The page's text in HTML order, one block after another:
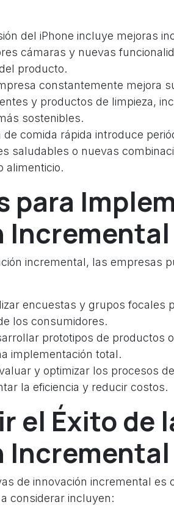
del iPhone incluye mejoras
cámaras y nuevas
producto.
constantemente mejora
y productos de limpieza,
sostenibles.
de comida rápida introduce
saludables o nuevas
alimenticio.
para
Incremental
incremental, las empresas
encuestas y grupos focales
los consumidores.
prototipos de productos
implementación total.
y optimizar los procesos
la eficiencia y reducir costos.
el Éxito de
Incremental
de innovación incremental es
considerar incluyen: